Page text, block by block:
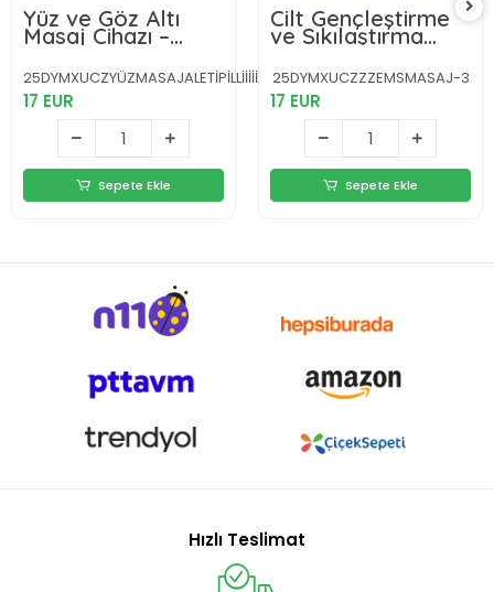
Yüz ve Göz Altı
Masaj Cihazı –
Kırışıklık Karşıtı &
Nemlendirici Etki
Destekli
25DYMXUCZYÜZMASAJALETİPİLLİİİİİİİİİ-1
17 EUR
Sepete Ekle
Cilt Gençleştirme
ve Sıkılaştırma
Cihazı Kolajen
Artırıcı Titreşimli
25DYMXUCZZZEMSMASAJ-3
17 EUR
Sepete Ekle
Hızlı Teslimat